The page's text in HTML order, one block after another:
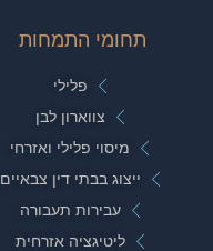
תחומי התמחות
פלילי
צווארון לבן
מיסוי פלילי ואזרחי
ייצוג בבתי דין צבאיים
עבירות תעבורה
ליטיגציה אזרחית